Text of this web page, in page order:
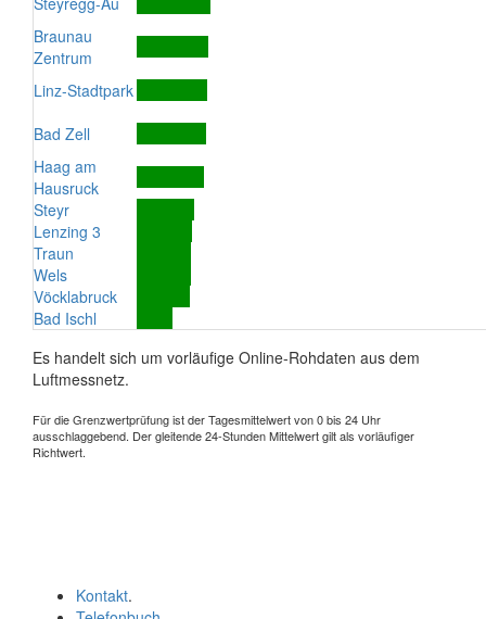
Braunau
Zentrum
Linz-Stadtpark
Bad Zell
Haag am
Hausruck
Steyr
Lenzing 3
Traun
Wels
Vöcklabruck
Bad Ischl
Es handelt sich um vorläufige Online-Rohdaten aus dem
Luftmessnetz.
Für die Grenzwertprüfung ist der Tagesmittelwert von 0 bis 24 Uhr
ausschlaggebend. Der gleitende 24-Stunden Mittelwert gilt als vorläufiger
Richtwert.
Kontakt.